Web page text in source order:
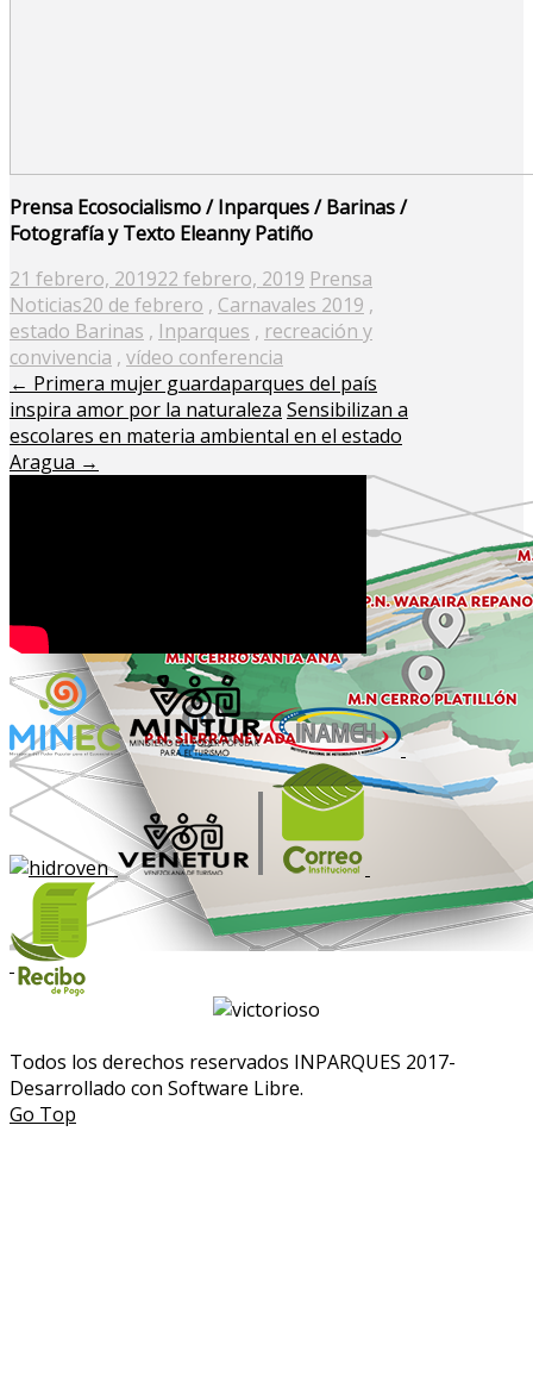
Prensa Ecosocialismo / Inparques / Barinas /
Fotografía y Texto Eleanny Patiño
Posted
on
21 febrero, 201922 febrero, 2019 Prensa
Noticias20 de febrero , Carnavales 2019 ,
estado Barinas , Inparques , recreación y
convivencia , vídeo conferencia
← Primera mujer guardaparques del país
inspira amor por la naturaleza Sensibilizan a
escolares en materia ambiental en el estado
Aragua →
Todos los derechos reservados INPARQUES 2017-
Desarrollado con Software Libre.
Go Top